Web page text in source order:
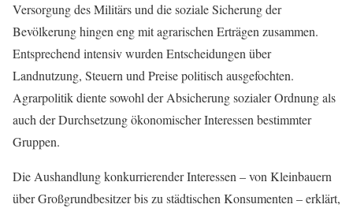
Versorgung des Militärs und die soziale Sicherung der
Bevölkerung hingen eng mit agrarischen Erträgen zusammen.
Entsprechend intensiv wurden Entscheidungen über
Landnutzung, Steuern und Preise politisch ausgefochten.
Agrarpolitik diente sowohl der Absicherung sozialer Ordnung als
auch der Durchsetzung ökonomischer Interessen bestimmter
Gruppen.
Die Aushandlung konkurrierender Interessen – von Kleinbauern
über Großgrundbesitzer bis zu städtischen Konsumenten – erklärt,